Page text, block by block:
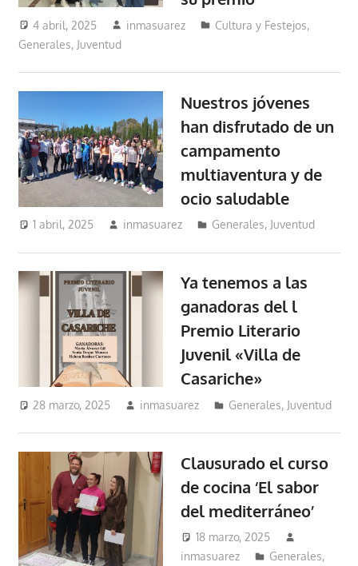
4 abril, 2025 inmasuarez Cultura y Festejos,
Generales, Juventud
Nuestros jóvenes
han disfrutado de un
campamento
multiaventura y de
ocio saludable
1 abril, 2025 inmasuarez Generales, Juventud
Ya tenemos a las
ganadoras del l
Premio Literario
Juvenil «Villa de
Casariche»
28 marzo, 2025 inmasuarez Generales, Juventud
Clausurado el curso
de cocina ‘El sabor
del mediterráneo’
18 marzo, 2025
inmasuarez
Generales,